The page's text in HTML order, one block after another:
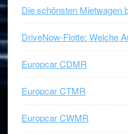
Die schönsten Mietwagen
DriveNow-Flotte: Welche
Europcar CDMR
Europcar CTMR
Europcar CWMR